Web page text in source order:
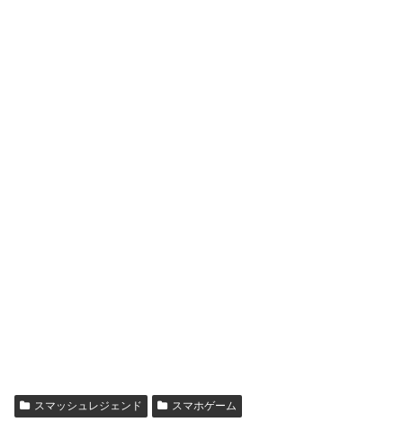
スマッシュレジェンド スマホゲーム